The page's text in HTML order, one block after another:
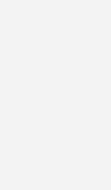
von Rems ist mit Zwangsablauf,
durch farbige LED –
Mit der Maschine können
mm Durchmesser
ist 35,5 cm lang. Ein Anti-
ermüdungsfreies
mit dem kompletten
-Pressringe. Deren